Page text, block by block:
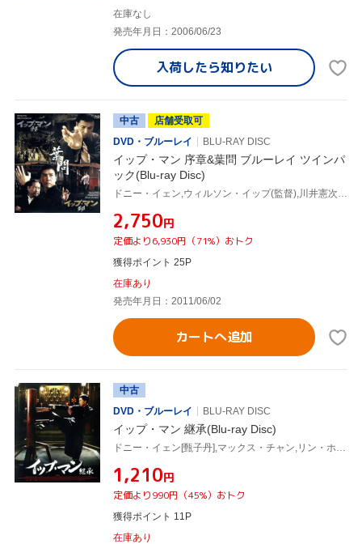
在庫なし
発売年月日：2006/06/23
入荷したら知りたい
中古
店舗受取可
DVD・ブルーレイ
BLU-RAY DISC
イップ・マン 序章&葉問 ブルーレイ ツインパ
ック(Blu-ray Disc)
ドニー・イェン,ウィルソン・イップ(監督),川井憲次(音楽)
¥2,750円
定価より6,930円（71%）おトク
獲得ポイント 25P
在庫あり
発売年月日：2011/06/02
カートへ追加
中古
DVD・ブルーレイ
BLU-RAY DISC
イップ・マン 継承(Blu-ray Disc)
ドニー・イェン[甄子丹],マックス・チャン,リン・ホン,ウィルソン・イップ[葉偉信](監督),川井憲次(音楽)
¥1,210円
定価より990円（45%）おトク
獲得ポイント 11P
在庫あり